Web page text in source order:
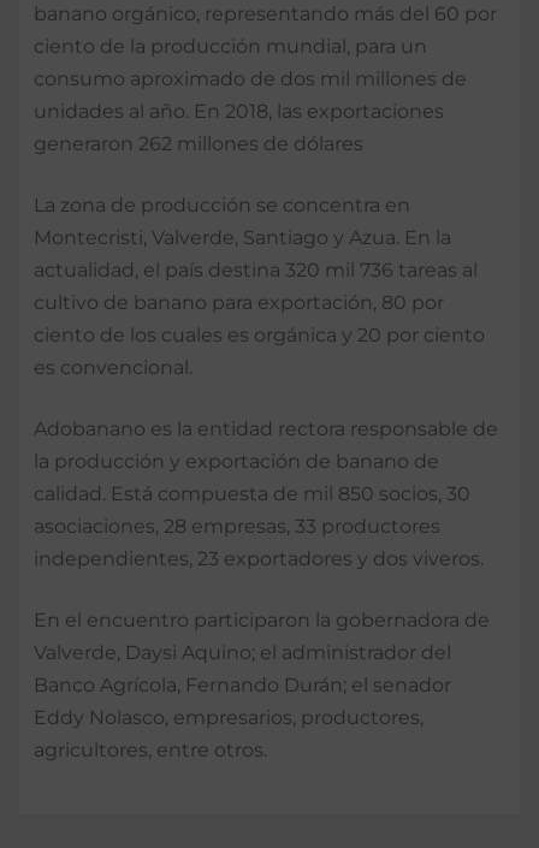
banano orgánico, representando más del 60 por
ciento de la producción mundial, para un
consumo aproximado de dos mil millones de
unidades al año. En 2018, las exportaciones
generaron 262 millones de dólares
La zona de producción se concentra en
Montecristi, Valverde, Santiago y Azua. En la
actualidad, el país destina 320 mil 736 tareas al
cultivo de banano para exportación, 80 por
ciento de los cuales es orgánica y 20 por ciento
es convencional.
Adobanano es la entidad rectora responsable de
la producción y exportación de banano de
calidad. Está compuesta de mil 850 socios, 30
asociaciones, 28 empresas, 33 productores
independientes, 23 exportadores y dos viveros.
En el encuentro participaron la gobernadora de
Valverde, Daysi Aquino; el administrador del
Banco Agrícola, Fernando Durán; el senador
Eddy Nolasco, empresarios, productores,
agricultores, entre otros.